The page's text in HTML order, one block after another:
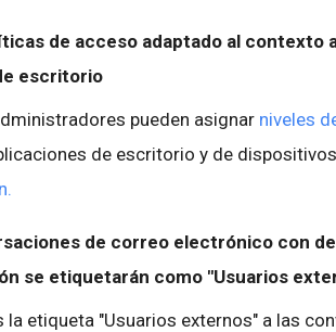
de acceso adaptado al contexto
escritorio
pueden asignar niveles
de escritorio y de
de correo electrónico con
se etiquetarán como "Usuarios
la etiqueta "Usuarios externos" a las